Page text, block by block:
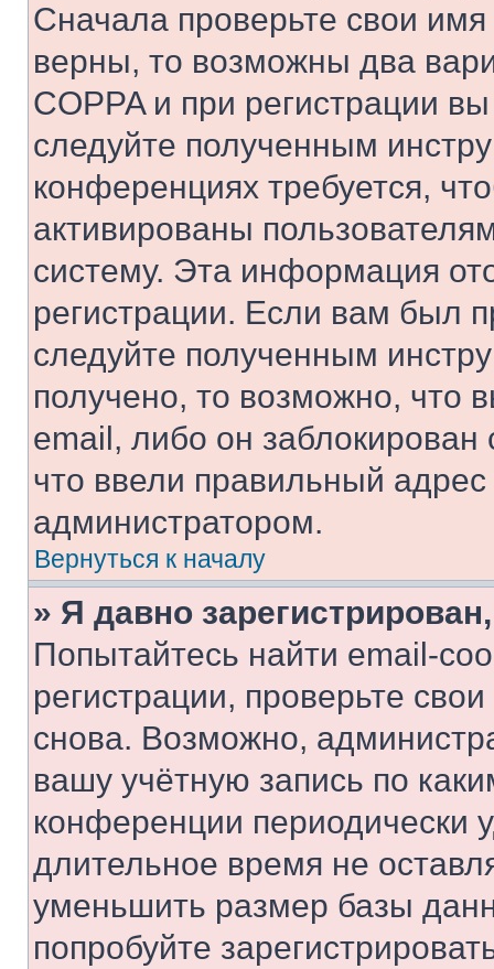
Сначала проверьте свои
верны, то возможны два
COPPA и при регистрации
следуйте полученным
конференциях требуется,
активированы
систему. Эта информация
регистрации. Если вам был
следуйте полученным
получено, то возможно, что
email, либо он
что ввели правильный адрес
администратором.
Вернуться к началу
» Я давно
Попытайтесь найти email-
регистрации, проверьте
снова. Возможно,
вашу учётную запись по
конференции периодически
длительное время не
уменьшить размер базы
попробуйте